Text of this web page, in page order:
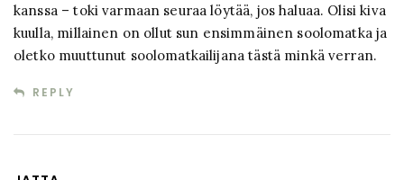
kanssa – toki varmaan seuraa löytää, jos haluaa. Olisi kiva
kuulla, millainen on ollut sun ensimmäinen soolomatka ja
oletko muuttunut soolomatkailijana tästä minkä verran.
REPLY